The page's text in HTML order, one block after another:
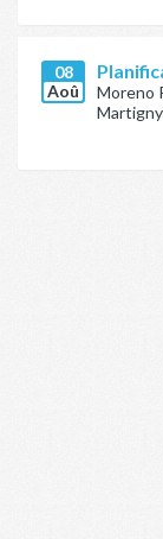
08
Aoû
Moreno
Martigny